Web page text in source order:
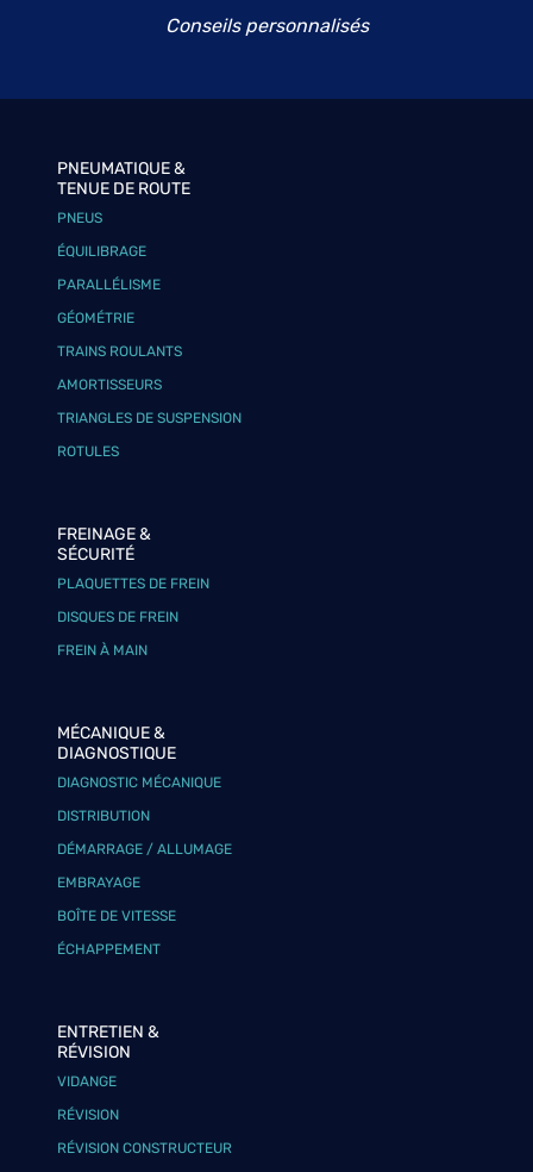
Conseils personnalisés
PNEUMATIQUE &
TENUE DE ROUTE
PNEUS
ÉQUILIBRAGE
PARALLÉLISME
GÉOMÉTRIE
TRAINS ROULANTS
AMORTISSEURS
TRIANGLES DE SUSPENSION
ROTULES
FREINAGE &
SÉCURITÉ
PLAQUETTES DE FREIN
DISQUES DE FREIN
FREIN À MAIN
MÉCANIQUE &
DIAGNOSTIQUE
DIAGNOSTIC MÉCANIQUE
DISTRIBUTION
DÉMARRAGE / ALLUMAGE
EMBRAYAGE
BOÎTE DE VITESSE
ÉCHAPPEMENT
ENTRETIEN &
RÉVISION
VIDANGE
RÉVISION
RÉVISION CONSTRUCTEUR